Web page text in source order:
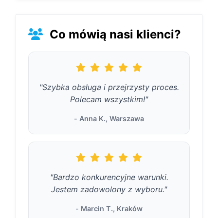
usługi w celu anulowania.
Co mówią nasi klienci?
"Szybka obsługa i przejrzysty proces.
Polecam wszystkim!"
- Anna K., Warszawa
"Bardzo konkurencyjne warunki.
Jestem zadowolony z wyboru."
- Marcin T., Kraków